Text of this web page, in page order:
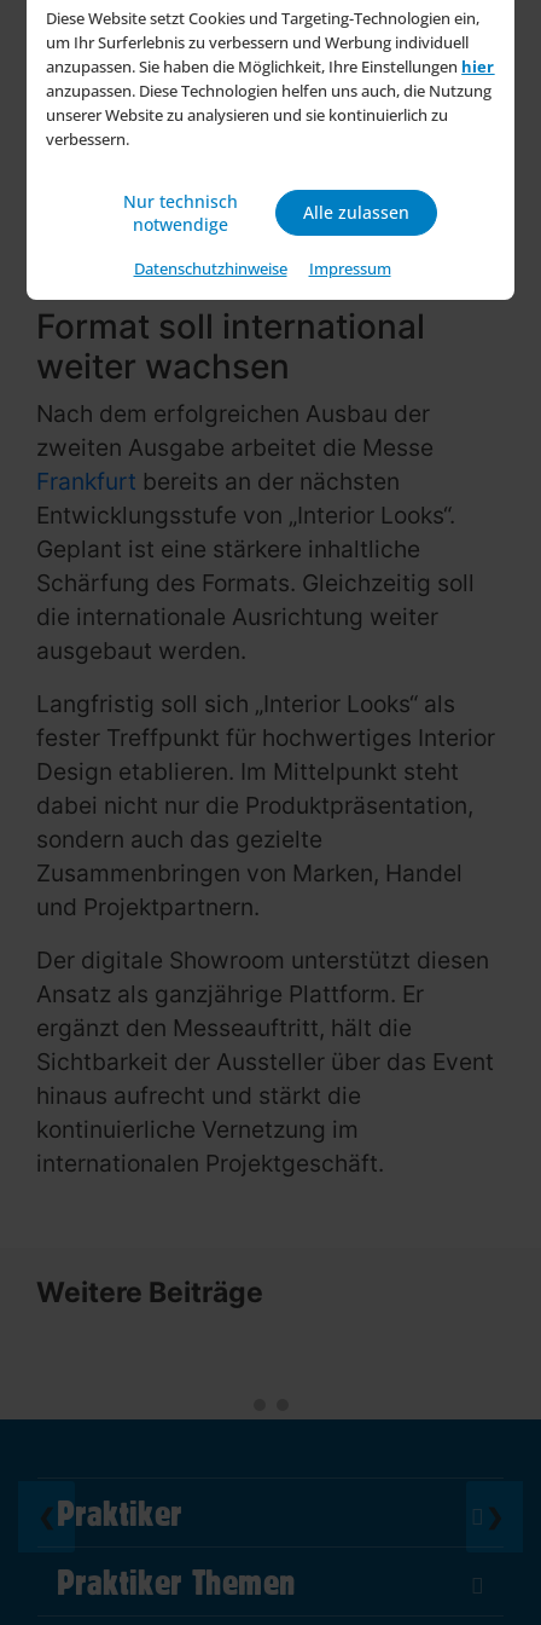
Diese Website setzt Cookies und Targeting-Technologien ein,
um Ihr Surferlebnis zu verbessern und Werbung individuell
anzupassen. Sie haben die Möglichkeit, Ihre Einstellungen hier
anzupassen. Diese Technologien helfen uns auch, die Nutzung
unserer Website zu analysieren und sie kontinuierlich zu
verbessern.
Nur technisch
notwendige
Alle zulassen
Datenschutzhinweise Impressum
konsequent weiterzuentwickeln und
international auszubauen“, sagt Yvonne
Engelmann, Leiterin Ambiente Living &
Giving. „Interior Looks“ bringt starke
zusammen – und schafft so die Grundlage
für nachhaltige Partnerschaften im
Projektgeschäft.“
Format soll international
weiter wachsen
Nach dem erfolgreichen Ausbau der
zweiten Ausgabe arbeitet die Messe
Frankfurt bereits an der nächsten
Entwicklungsstufe von „Interior Looks“.
Geplant ist eine stärkere inhaltliche
Schärfung des Formats. Gleichzeitig soll
die internationale Ausrichtung weiter
ausgebaut werden.
Langfristig soll sich „Interior Looks“ als
fester Treffpunkt für hochwertiges Interior
Design etablieren. Im Mittelpunkt steht
dabei nicht nur die Produktpräsentation,
sondern auch das gezielte
Zusammenbringen von Marken, Handel
und Projektpartnern.
Der digitale Showroom unterstützt diesen
Ansatz als ganzjährige Plattform. Er
ergänzt den Messeauftritt, hält die
Sichtbarkeit der Aussteller über das Event
hinaus aufrecht und stärkt die
kontinuierliche Vernetzung im
internationalen Projektgeschäft.
Weitere Beiträge
❮ ❯
Praktiker
Über Uns
Impressum
Praktiker Themen